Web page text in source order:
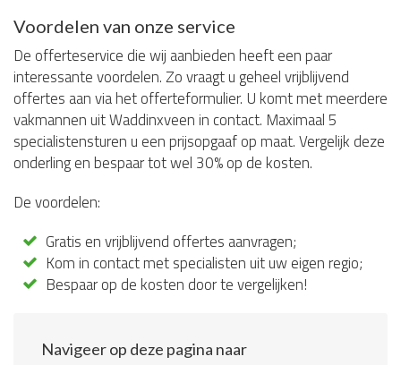
Voordelen van onze service
De offerteservice die wij aanbieden heeft een paar
interessante voordelen. Zo vraagt u geheel vrijblijvend
offertes aan via het offerteformulier. U komt met meerdere
vakmannen uit Waddinxveen in contact. Maximaal 5
specialistensturen u een prijsopgaaf op maat. Vergelijk deze
onderling en bespaar tot wel 30% op de kosten.
De voordelen:
Gratis en vrijblijvend offertes aanvragen;
Kom in contact met specialisten uit uw eigen regio;
Bespaar op de kosten door te vergelijken!
Navigeer op deze pagina naar